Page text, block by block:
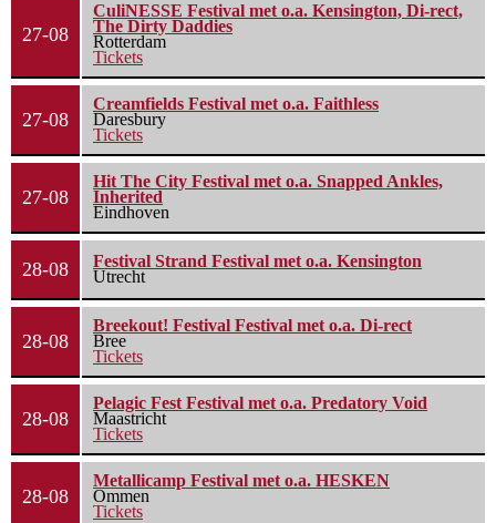
27-08
CuliNESSE Festival met o.a. Kensington, Di-rect,
The Dirty Daddies
Rotterdam
Tickets
27-08
Creamfields Festival met o.a. Faithless
Daresbury
Tickets
27-08
Hit The City Festival met o.a. Snapped Ankles,
Inherited
Eindhoven
28-08
Festival Strand Festival met o.a. Kensington
Utrecht
28-08
Breekout! Festival Festival met o.a. Di-rect
Bree
Tickets
28-08
Pelagic Fest Festival met o.a. Predatory Void
Maastricht
Tickets
28-08
Metallicamp Festival met o.a. HESKEN
Ommen
Tickets